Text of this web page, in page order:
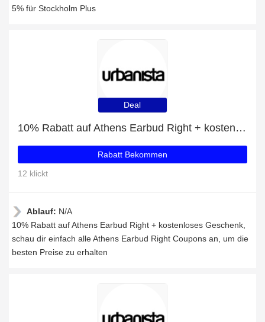
5% für Stockholm Plus
Deal
10% Rabatt auf Athens Earbud Right + kostenloses Geschenk
Rabatt Bekommen
12 klickt
Ablauf: N/A
10% Rabatt auf Athens Earbud Right + kostenloses Geschenk,
schau dir einfach alle Athens Earbud Right Coupons an, um die
besten Preise zu erhalten